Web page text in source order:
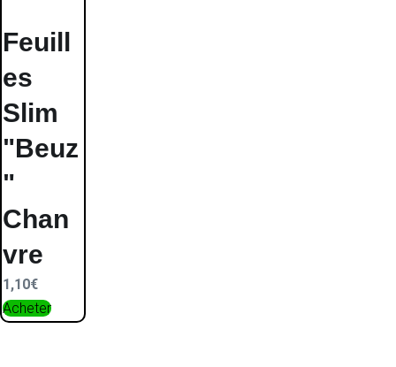
Feuill
es
Slim
"Beuz
"
Chan
vre
1,10€
Acheter